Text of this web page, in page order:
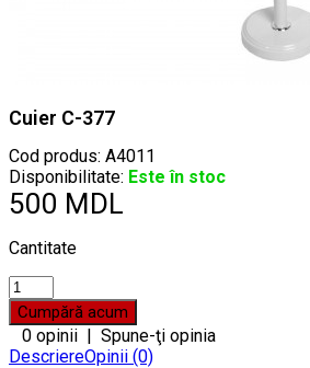
Cuier C-377
Cod produs: A4011
Disponibilitate: Este în stoc
500 MDL
Cantitate
0 opinii | Spune-ţi opinia
DescriereOpinii (0)